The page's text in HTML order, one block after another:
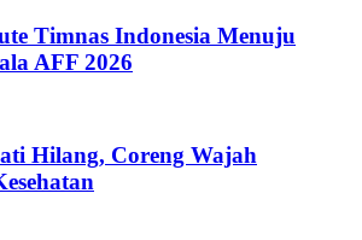
Timnas Indonesia Menuju
AFF 2026
Hilang, Coreng Wajah